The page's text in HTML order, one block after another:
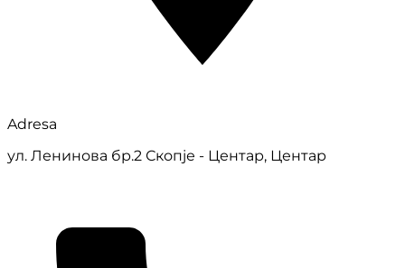
Adresa
ул. Ленинова бр.2 Скопје - Центар, Центар